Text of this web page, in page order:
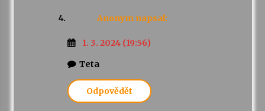
Anonym napsal:
1. 3. 2024 (19:56)
Teta
Odpovědět